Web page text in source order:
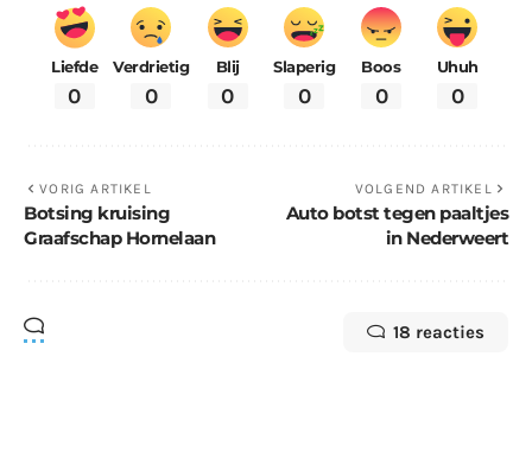
Liefde
0
Verdrietig
0
Blij
0
Slaperig
0
Boos
0
Uhuh
0
VORIG ARTIKEL
Botsing kruising
Graafschap Hornelaan
VOLGEND ARTIKEL
Auto botst tegen paaltjes
in Nederweert
18 reacties